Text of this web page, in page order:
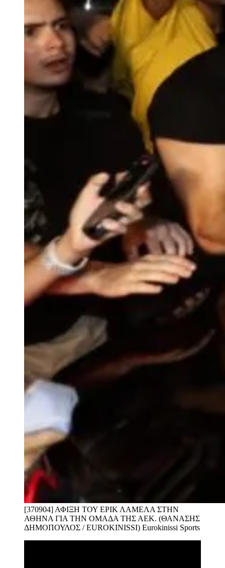
[370904] ΑΦΙΞΗ ΤΟΥ ΕΡΙΚ ΛΑΜΕΛΑ ΣΤΗΝ
ΑΘΗΝΑ ΓΙΑ ΤΗΝ ΟΜΑΔΑ ΤΗΣ ΑΕΚ. (ΘΑΝΑΣΗΣ
ΔΗΜΟΠΟΥΛΟΣ / EUROKINISSI) Eurokinissi Sports